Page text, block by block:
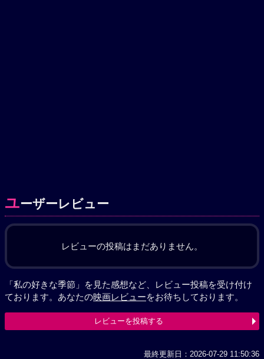
ユーザーレビュー
レビューの投稿はまだありません。
「私の好きな季節」を見た感想など、レビュー投稿を受け付け
ております。あなたの映画レビューをお待ちしております。
レビューを投稿する
最終更新日：2026-07-29 11:50:36